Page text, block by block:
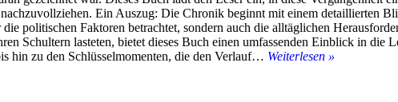
Ein Auszug: Die Chronik beginnt mit einem detaillierten
politischen Faktoren betrachtet, sondern auch die alltäglichen
Schultern lasteten, bietet dieses Buch einen umfassenden Einblick in
hin zu den Schlüsselmomenten, die den Verlauf… Weiterlesen »